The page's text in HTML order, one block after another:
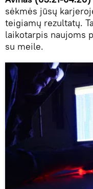
sėkmės jūsų
teigiamų rezultatų.
laikotarpis naujoms
su meile.